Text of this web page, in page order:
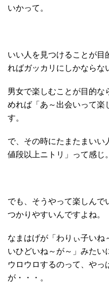
いかって。
いい人を見つけることが目
ればガッカリにしかならな
男女で楽しむことが目的な
めれば「あ～出会いって楽
す。
で、その時にたまたまいい
値段以上ニトリ」って感じ。
でも、そうやって楽しんで
つかりやすいんですよね。
なまはげが「わりぃ子いね
いひどいね～が～」みたい
ウロウロするのって、やっ
が・・・。